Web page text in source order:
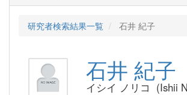
研究者検索結果一覧 石井 紀子
石井 紀子
イシイ ノリコ (Ishii